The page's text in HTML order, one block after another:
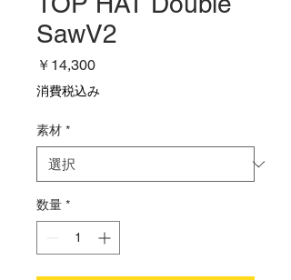
SawV2
￥14,300価
格
消費税込み
素材 *
数量 *